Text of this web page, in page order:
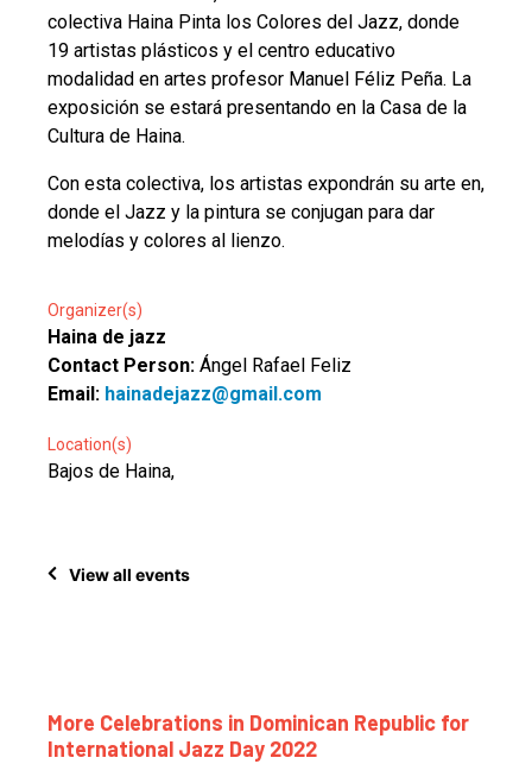
colectiva Haina Pinta los Colores del Jazz, donde
19 artistas plásticos y el centro educativo
modalidad en artes profesor Manuel Féliz Peña. La
exposición se estará presentando en la Casa de la
Cultura de Haina.
Con esta colectiva, los artistas expondrán su arte en,
donde el Jazz y la pintura se conjugan para dar
melodías y colores al lienzo.
Organizer(s)
Haina de jazz
Contact Person: Ángel Rafael Feliz
Email: hainadejazz@gmail.com
Location(s)
Bajos de Haina,
View all events
More Celebrations in Dominican Republic for
International Jazz Day 2022